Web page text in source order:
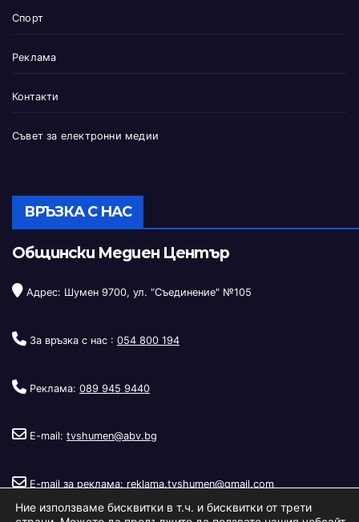
Спорт
Реклама
Контакти
Съвет за електронни медии
ВРЪЗКА С НАС
Общински Медиен Център
Адрес: Шумен 9700, ул. "Съединение" №105
За връзка с нас : 054 800 194
Реклама: 089 945 9440
E-mail: tvshumen@abv.bg
E-mail за реклама: reklama.tvshumen@gmail.com
Ние използваме бисквитки в т.ч. и бисквитки от трети